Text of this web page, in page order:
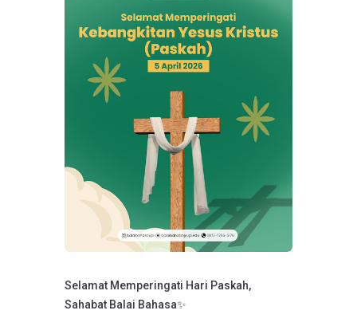
Selamat Memperingati Hari Paskah,
Sahabat Balai Bahasa✨